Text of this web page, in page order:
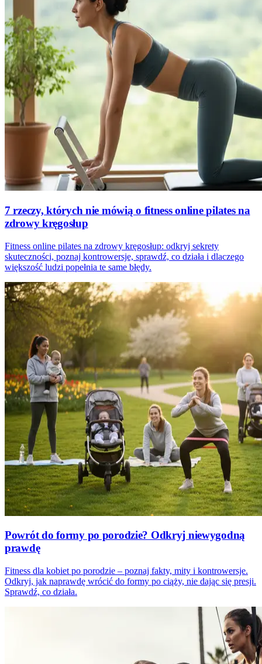
7 rzeczy, których nie mówią o fitness online pilates na
zdrowy kręgosłup
Fitness online pilates na zdrowy kręgosłup: odkryj sekrety
skuteczności, poznaj kontrowersje, sprawdź, co działa i dlaczego
większość ludzi popełnia te same błędy.
Powrót do formy po porodzie? Odkryj niewygodną
prawdę
Fitness dla kobiet po porodzie – poznaj fakty, mity i kontrowersje.
Odkryj, jak naprawdę wrócić do formy po ciąży, nie dając się presji.
Sprawdź, co działa.